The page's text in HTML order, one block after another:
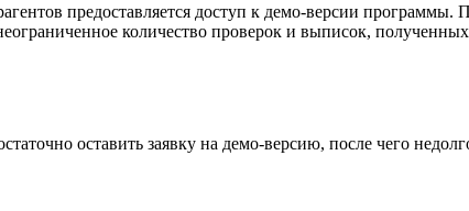
предоставляется доступ к демо-версии программы.
количество проверок и выписок,
оставить заявку на демо-версию, после чего